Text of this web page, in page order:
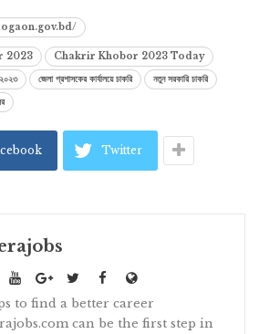
2023
Chakrir Khobor 2023 Today
২০২৩ জেলা প্রশাসকের কার্যালয়ে চাকরি
নতুন সরকারি চাকরি
Twitter
to find a better career
can be the first step in